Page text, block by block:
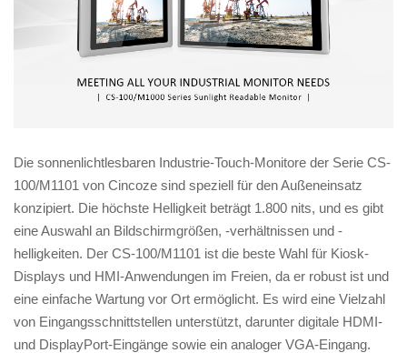
Die sonnenlichtlesbaren Industrie-Touch-Monitore der Serie CS-
100/M1101 von Cincoze sind speziell für den Außeneinsatz
konzipiert. Die höchste Helligkeit beträgt 1.800 nits, und es gibt
eine Auswahl an Bildschirmgrößen, -verhältnissen und -
helligkeiten. Der CS-100/M1101 ist die beste Wahl für Kiosk-
Displays und HMI-Anwendungen im Freien, da er robust ist und
eine einfache Wartung vor Ort ermöglicht. Es wird eine Vielzahl
von Eingangsschnittstellen unterstützt, darunter digitale HDMI-
und DisplayPort-Eingänge sowie ein analoger VGA-Eingang.